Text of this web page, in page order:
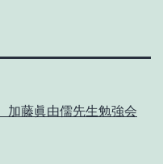
藤眞由儒先生勉強会